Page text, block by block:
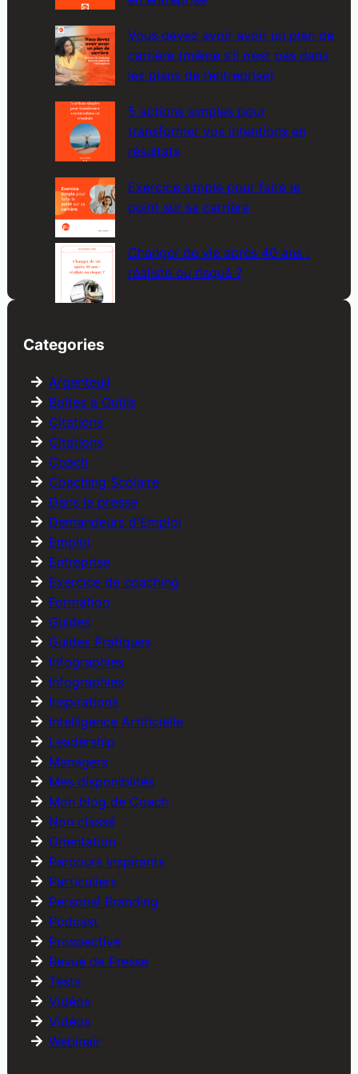
Vous devez avoir avoir un plan de
carrière (même s’il n’est pas dans
les plans de l’entreprise)
5 actions simples pour
transformer vos intentions en
résultats
Exercice simple pour faire le
point sur sa carrière
Changer de vie après 40 ans :
réaliste ou risqué ?
Categories
Argenteuil
Boîtes à Outils
Citations
Citations
Coach
Coaching Scolaire
Dans la presse
Demandeurs d'Emploi
Emploi
Entreprise
Exercice de coaching
Formation
Guides
Guides Pratiques
Infographies
Infographies
Inspirations
Intelligence Artificielle
Leadership
Managers
Mes disponiblités
Mon blog de Coach
Non classé
Orientation
Parcours inspirants
Particuliers
Personal Branding
Podcast
Prospective
Revue de Presse
Tests
Vidéos
Vidéos
Webinair